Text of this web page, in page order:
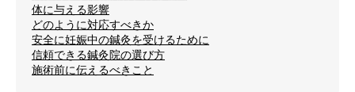
体に与える影響
どのように対応すべきか
安全に妊娠中の鍼灸を受けるために
信頼できる鍼灸院の選び方
施術前に伝えるべきこと